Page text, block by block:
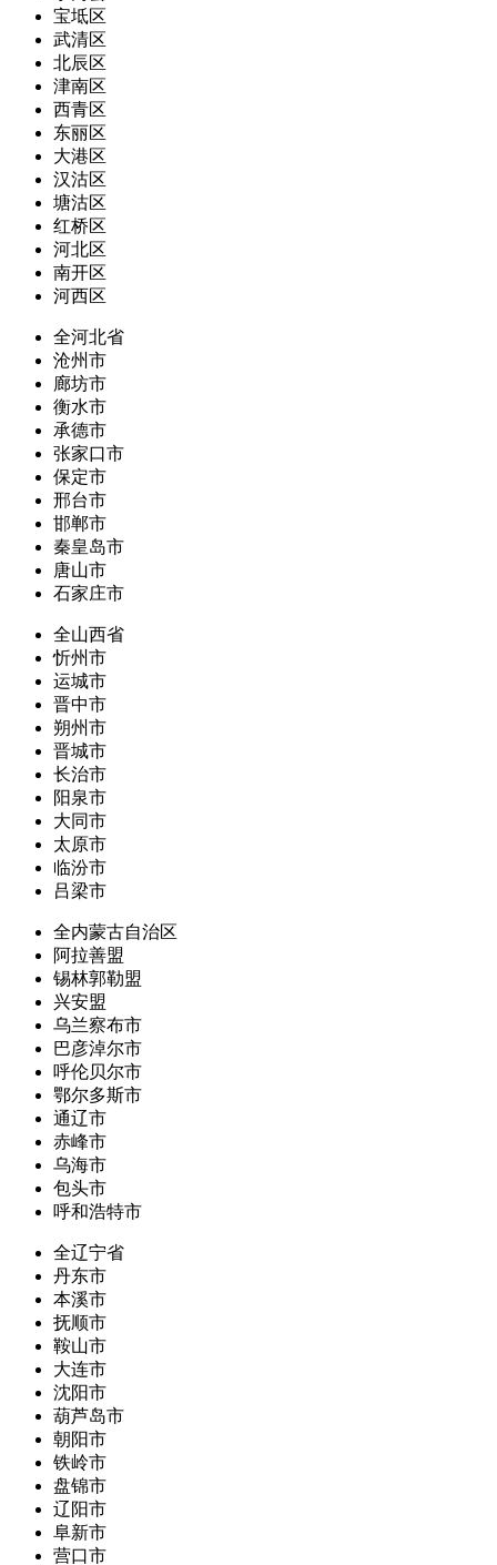
宝坻区
武清区
北辰区
津南区
西青区
东丽区
大港区
汉沽区
塘沽区
红桥区
河北区
南开区
河西区
全河北省
沧州市
廊坊市
衡水市
承德市
张家口市
保定市
邢台市
邯郸市
秦皇岛市
唐山市
石家庄市
全山西省
忻州市
运城市
晋中市
朔州市
晋城市
长治市
阳泉市
大同市
太原市
临汾市
吕梁市
全内蒙古自治区
阿拉善盟
锡林郭勒盟
兴安盟
乌兰察布市
巴彦淖尔市
呼伦贝尔市
鄂尔多斯市
通辽市
赤峰市
乌海市
包头市
呼和浩特市
全辽宁省
丹东市
本溪市
抚顺市
鞍山市
大连市
沈阳市
葫芦岛市
朝阳市
铁岭市
盘锦市
辽阳市
阜新市
营口市